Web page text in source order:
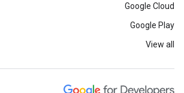
Google Cloud
Google Play
View all